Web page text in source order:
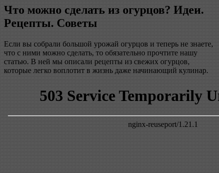
Что можно сделать из огурцов? Идеи.
Рецепты. Советы
Если вы собрали большой урожай огурцов и теперь не знаете,
что с ними можно сделать, то обязательно прочтите нашу
статью. В ней мы описали рецепты из свежих огурцов,
которые легко воплотит в жизнь даже начинающий кулинар.